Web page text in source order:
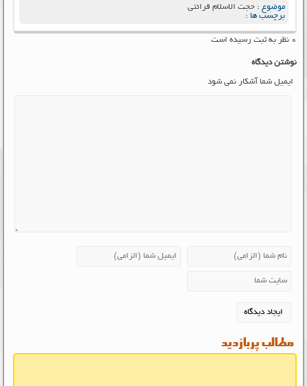
موضوع :حجت الاسلام قرائتی
برچسب ها :
۰ نظر به ثبت رسیده است
نوشتن دیدگاه
ایمیل شما آشکار نمی شود
مطالب پربازدید